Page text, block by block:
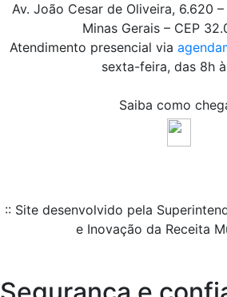
Av. João Cesar de Oliveira, 6.620
Minas Gerais – CEP
Atendimento presencial via
sexta-feira, das 8h
Saiba como
:: Site desenvolvido pela
e Inovação da Receita